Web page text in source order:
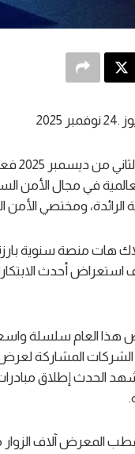
2025
في مجال الأمن
الرائدة، ومختصي الأمن
منصة سنوية بارزة
استعراض أحدث
العام سلسلة
الشركات المشاركة
الحدث إطلاق
المعرض آلاف الزوار